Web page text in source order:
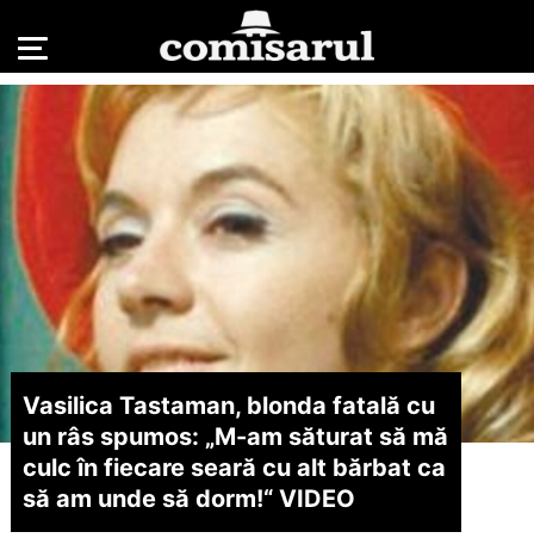
Vasilica Tastaman, blonda fatală cu
un râs spumos: „M-am săturat să mă
culc în fiecare seară cu alt bărbat ca
să am unde să dorm!“ VIDEO